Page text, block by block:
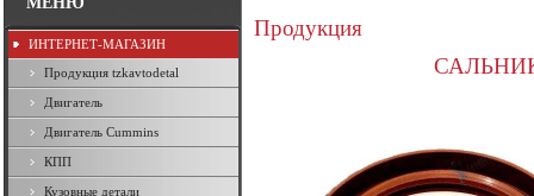
Продукция
ИНТЕРНЕТ-МАГАЗИН
Продукция tzkavtodetal
Двигатель
Двигатель Cummins
КПП
Кузовные детали